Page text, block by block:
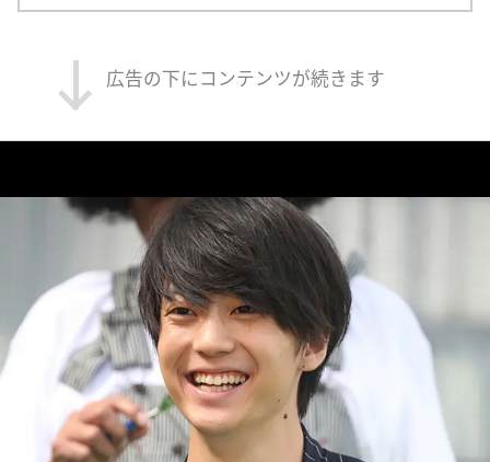
広告の下にコンテンツが続きます